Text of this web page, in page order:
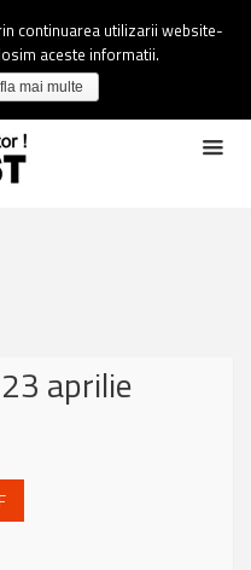
aprilie
continuarea utilizarii website-
aceste informatii.
mai multe